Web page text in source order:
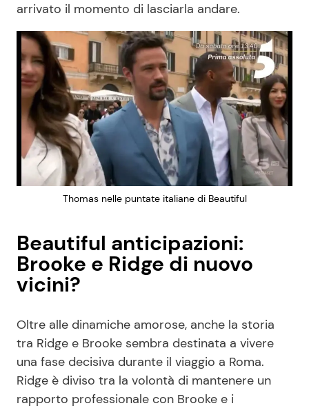
arrivato il momento di lasciarla andare.
Thomas nelle puntate italiane di Beautiful
Beautiful anticipazioni:
Brooke e Ridge di nuovo
vicini?
Oltre alle dinamiche amorose, anche la storia
tra Ridge e Brooke sembra destinata a vivere
una fase decisiva durante il viaggio a Roma.
Ridge è diviso tra la volontà di mantenere un
rapporto professionale con Brooke e i